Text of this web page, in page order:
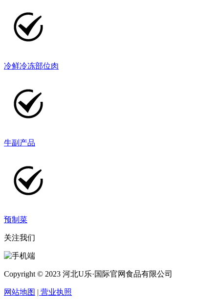
冷鲜冷冻部位肉
牛副产品
预制菜
关注我们
Copyright © 2023 河北U乐·国际官网食品有限公司
网站地图 | 营业执照